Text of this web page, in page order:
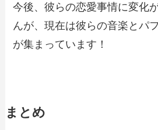
今後、彼らの恋愛事情に変化
んが、現在は彼らの音楽とパ
が集まっています！
まとめ